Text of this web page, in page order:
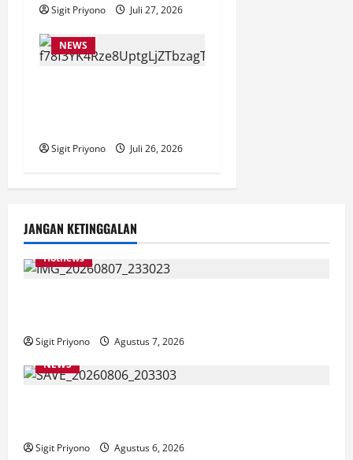
Sigit Priyono Juli 27, 2026
NEWS
Sigit Priyono Juli 26, 2026
JANGAN KETINGGALAN
Hotnews
Sigit Priyono
Agustus 7, 2026
NEWS
Sigit Priyono
Agustus 6, 2026